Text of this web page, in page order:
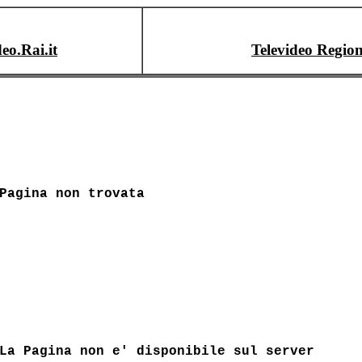
Televideo
Pagina non trovata
La Pagina non e' disponibile sul server